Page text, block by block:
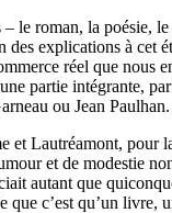
le roman, la poésie,
explications à cet
réel que nous
partie intégrante,
ou Jean Paulhan.
et Lautréamont, pour
et de modestie
autant que
que c’est qu’un livre,